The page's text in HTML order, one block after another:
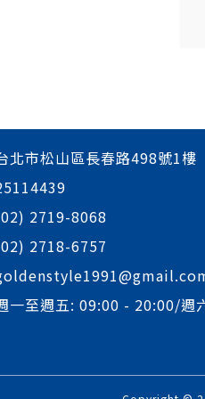
北市松山區長春路498號1樓
2719-8068
2718-6757
一至週五: 09:00 - 20:00/週